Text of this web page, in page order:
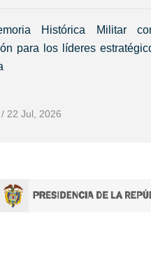
Histórica Militar
para los líderes
/ 22 Jul, 2026